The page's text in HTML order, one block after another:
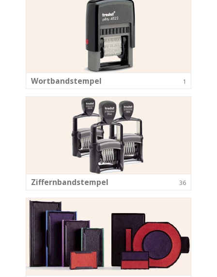
Wortbandstempel 1
Ziffernbandstempel 36